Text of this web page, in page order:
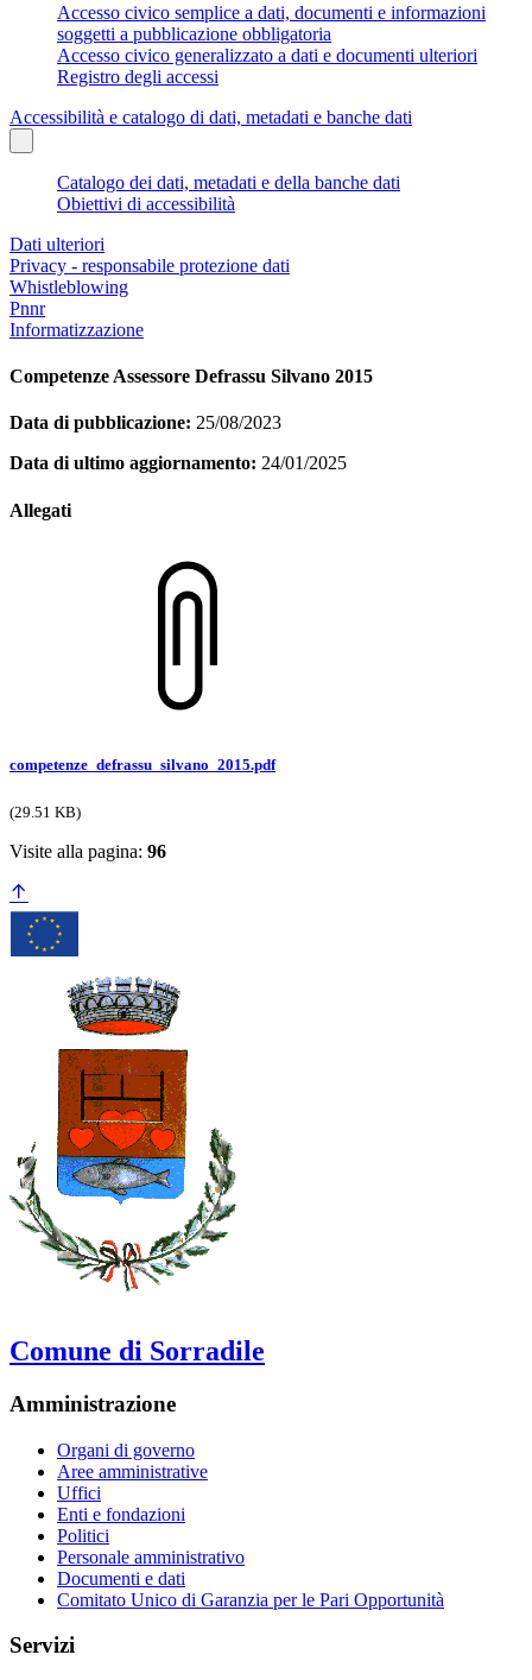
Accesso civico semplice a dati, documenti e informazioni
soggetti a pubblicazione obbligatoria
Accesso civico generalizzato a dati e documenti ulteriori
Registro degli accessi
Accessibilità e catalogo di dati, metadati e banche dati
Catalogo dei dati, metadati e della banche dati
Obiettivi di accessibilità
Dati ulteriori
Privacy - responsabile protezione dati
Whistleblowing
Pnnr
Informatizzazione
Competenze Assessore Defrassu Silvano 2015
Data di pubblicazione: 25/08/2023
Data di ultimo aggiornamento: 24/01/2025
Allegati
competenze_defrassu_silvano_2015.pdf
(29.51 KB)
Visite alla pagina: 96
Comune di Sorradile
Amministrazione
Organi di governo
Aree amministrative
Uffici
Enti e fondazioni
Politici
Personale amministrativo
Documenti e dati
Comitato Unico di Garanzia per le Pari Opportunità
Servizi